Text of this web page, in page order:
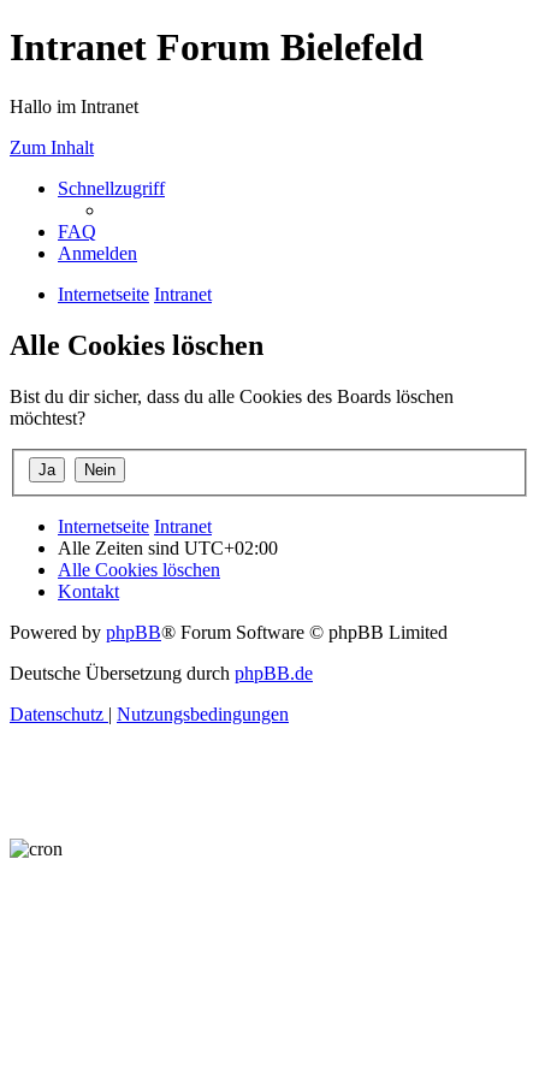
Intranet Forum Bielefeld
Hallo im Intranet
Zum Inhalt
Schnellzugriff
FAQ
Anmelden
Internetseite Intranet
Alle Cookies löschen
Bist du dir sicher, dass du alle Cookies des Boards löschen
möchtest?
Internetseite Intranet
Alle Zeiten sind UTC+02:00
Alle Cookies löschen
Kontakt
Powered by phpBB® Forum Software © phpBB Limited
Deutsche Übersetzung durch phpBB.de
Datenschutz | Nutzungsbedingungen